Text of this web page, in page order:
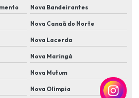
cftv
abertura de portas e janelas
em portões automáticos
movimento
e iluminação automatizada
Nova Bandeirantes
Nova Canaã do Norte
Nova Lacerda
Nova Maringá
Nova Mutum
Nova Olímpia